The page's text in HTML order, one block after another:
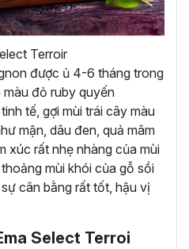
Terroir
được ủ 4-6 tháng trong
đỏ ruby quyến
tế, gợi mùi trái cây màu
mận, dâu đen, quả mâm
xúc rất nhẹ nhàng của mùi
mùi khói của gỗ sồi
cân bằng rất tốt, hậu vị
Select Terroi